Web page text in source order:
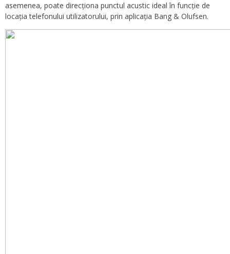
asemenea, poate direcționa punctul acustic ideal în funcție de
locația telefonului utilizatorului, prin aplicația Bang & Olufsen.